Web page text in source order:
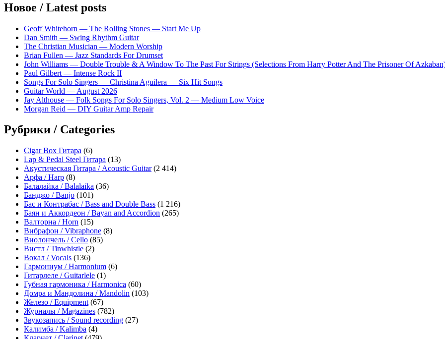
Новое / Latest posts
Geoff Whitehorn — The Rolling Stones — Start Me Up
Dan Smith — Swing Rhythm Guitar
The Christian Musician — Modern Worship
Brian Fullen — Jazz Standards For Drumset
John Williams — Double Trouble & A Window To The Past For Strings (Selections From Harry Potter And The Prisoner Of
Paul Gilbert — Intense Rock II
Songs For Solo Singers — Christina Aguilera — Six Hit Songs
Guitar World — August 2026
Jay Althouse — Folk Songs For Solo Singers, Vol. 2 — Medium Low Voice
Morgan Reid — DIY Guitar Amp Repair
Рубрики / Categories
Cigar Box Гитара (6)
Lap & Pedal Steel Гитара (13)
Акустическая Гитара / Acoustic Guitar(2 414)
Арфа / Harp (8)
Балалайка / Balalaika (36)
Банджо / Banjo (101)
Бас и Контрабас / Bass and Double Bass (1 216)
Баян и Аккордеон / Bayan and Accordion (265)
Валторна / Horn (15)
Вибрафон / Vibraphone (8)
Виолончель / Cello (85)
Вистл / Tinwhistle (2)
Вокал / Vocals (136)
Гармониум / Harmonium (6)
Гитарлеле / Guitarlele (1)
Губная гармоника / Harmonica (60)
Домра и Мандолина / Mandolin (103)
Железо / Equipment (67)
Журналы / Magazines (782)
Звукозапись / Sound recording (27)
Калимба / Kalimba (4)